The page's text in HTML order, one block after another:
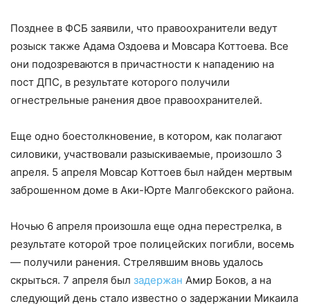
Позднее в ФСБ заявили, что правоохранители ведут
розыск также Адама Оздоева и Мовсара Коттоева. Все
они подозреваются в причастности к нападению на
пост ДПС, в результате которого получили
огнестрельные ранения двое правоохранителей.
Еще одно боестолкновение, в котором, как полагают
силовики, участвовали разыскиваемые, произошло 3
апреля. 5 апреля Мовсар Коттоев был найден мертвым
заброшенном доме в Аки-Юрте Малгобекского района.
Ночью 6 апреля произошла еще одна перестрелка, в
результате которой трое полицейских погибли, восемь
— получили ранения. Стрелявшим вновь удалось
скрыться. 7 апреля был задержан Амир Боков, а на
следующий день стало известно о задержании Микаила